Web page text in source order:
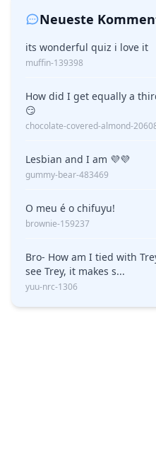
Neueste
its wonderful quiz i love it
muffin-139398
How did I get equally a
😏
chocolate-covered-almond-
Lesbian and I am 💜💜
gummy-bear-483469
O meu é o chifuyu!
brownie-159237
Bro- How am I tied with
see Trey, it makes s...
yuu-nrc-1306